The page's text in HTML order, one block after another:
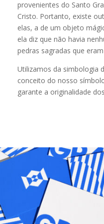
provenientes do Santo
Cristo. Portanto, existe
elas, a de um objeto
ela diz que não havia
pedras sagradas que
Utilizamos da simbologia
conceito do nosso
garante a originalidade